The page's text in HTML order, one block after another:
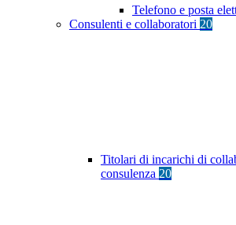
Telefono e posta
Consulenti e collaboratori 20
Titolari di incarichi di
consulenza 20